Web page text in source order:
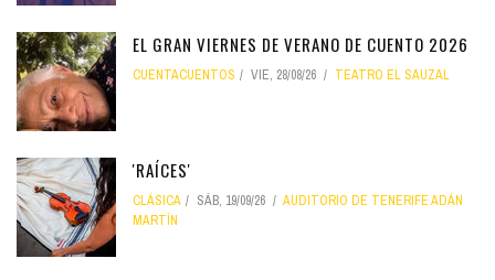
EL GRAN VIERNES DE VERANO DE CUENTO 2026
CUENTACUENTOS VIE, 28/08/26 TEATRO EL SAUZAL
'RAÍCES'
CLÁSICA SÁB, 19/09/26
AUDITORIO DE TENERIFE ADÁN
MARTÍN